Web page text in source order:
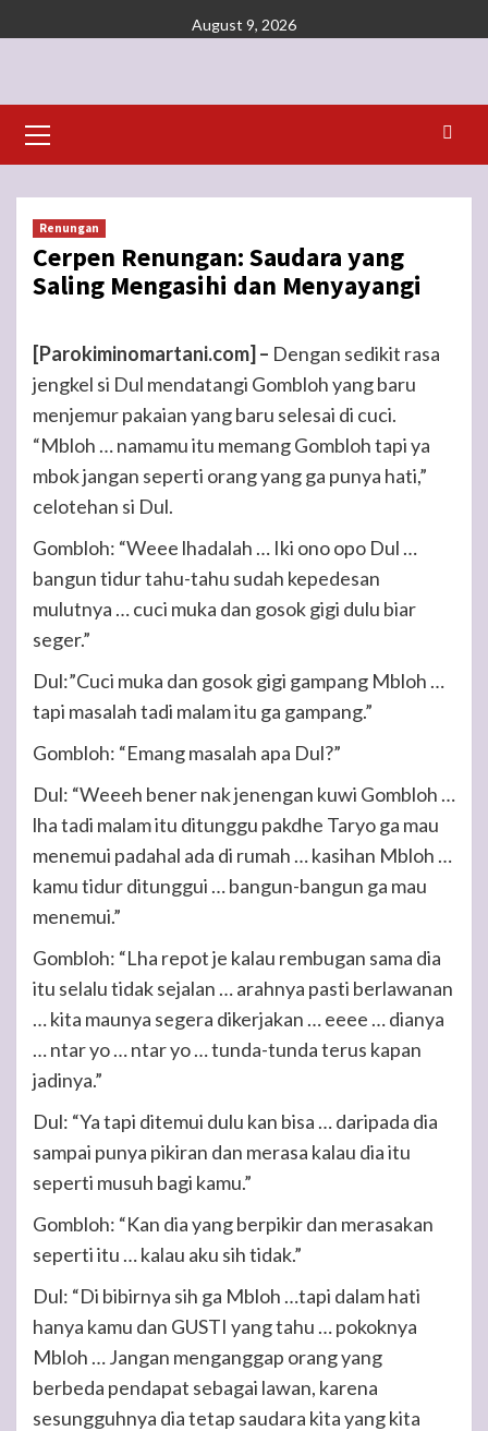
to
August 9, 2026
Menu
Renungan
Cerpen Renungan: Saudara yang
Saling Mengasihi dan Menyayangi
[Parokiminomartani.com] – Dengan sedikit rasa
jengkel si Dul mendatangi Gombloh yang baru
menjemur pakaian yang baru selesai di cuci.
“Mbloh … namamu itu memang Gombloh tapi ya
mbok jangan seperti orang yang ga punya hati,”
celotehan si Dul.
Gombloh: “Weee lhadalah … Iki ono opo Dul …
bangun tidur tahu-tahu sudah kepedesan
mulutnya … cuci muka dan gosok gigi dulu biar
seger.”
Dul:”Cuci muka dan gosok gigi gampang Mbloh …
tapi masalah tadi malam itu ga gampang.”
Gombloh: “Emang masalah apa Dul?”
Dul: “Weeeh bener nak jenengan kuwi Gombloh …
lha tadi malam itu ditunggu pakdhe Taryo ga mau
menemui padahal ada di rumah … kasihan Mbloh …
kamu tidur ditunggui … bangun-bangun ga mau
menemui.”
Gombloh: “Lha repot je kalau rembugan sama dia
itu selalu tidak sejalan … arahnya pasti berlawanan
… kita maunya segera dikerjakan … eeee … dianya
… ntar yo … ntar yo … tunda-tunda terus kapan
jadinya.”
Dul: “Ya tapi ditemui dulu kan bisa … daripada dia
sampai punya pikiran dan merasa kalau dia itu
seperti musuh bagi kamu.”
Gombloh: “Kan dia yang berpikir dan merasakan
seperti itu … kalau aku sih tidak.”
Dul: “Di bibirnya sih ga Mbloh …tapi dalam hati
hanya kamu dan GUSTI yang tahu … pokoknya
Mbloh … Jangan menganggap orang yang
berbeda pendapat sebagai lawan, karena
sesungguhnya dia tetap saudara kita yang kita